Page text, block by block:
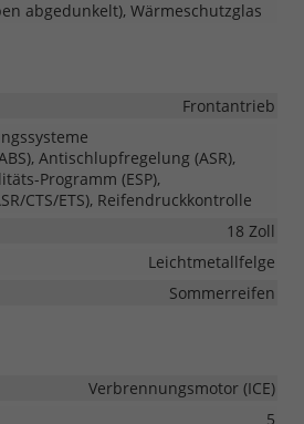
abgedunkelt), Wärmeschutzglas
Frontantrieb
Antischlupfregelung (ASR),
Programm (ESP),
CTS/ETS), Reifendruckkontrolle
18 Zoll
Leichtmetallfelge
Sommerreifen
Verbrennungsmotor (ICE)
5